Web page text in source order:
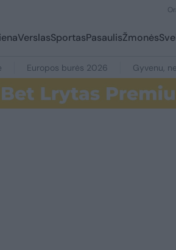
VerslasSportasPasaulisŽmonės
Europos burės 2026 Gyvenu,